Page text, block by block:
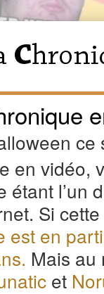
ce
en vidéo,
l’un
Si
est en
Mais au
et